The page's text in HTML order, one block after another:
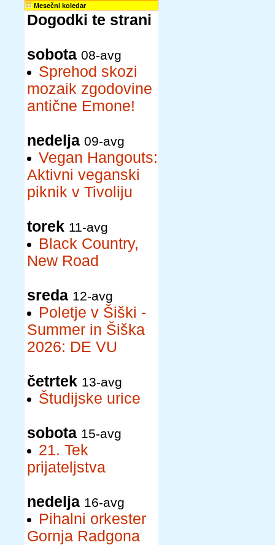
Mesečni koledar
Dogodki te strani
sobota 08-avg
Sprehod skozi
mozaik zgodovine
antične Emone!
nedelja 09-avg
Vegan Hangouts:
Aktivni veganski
piknik v Tivoliju
torek 11-avg
Black Country,
New Road
sreda 12-avg
Poletje v Šiški -
Summer in Šiška
2026: DE VU
četrtek 13-avg
Študijske urice
sobota 15-avg
21. Tek
prijateljstva
nedelja 16-avg
Pihalni orkester
Gornja Radgona